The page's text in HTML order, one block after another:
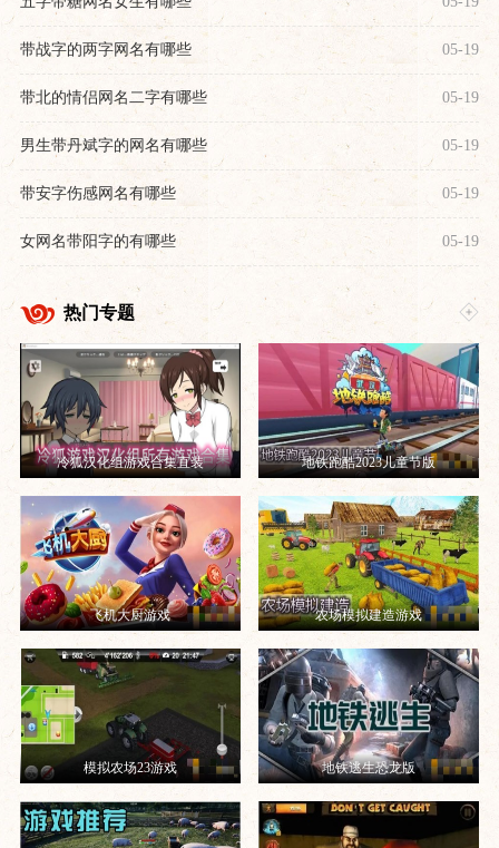
带战字的两字网名有哪些 05-19
带北的情侣网名二字有哪些 05-19
男生带丹斌字的网名有哪些 05-19
带安字伤感网名有哪些 05-19
女网名带阳字的有哪些 05-19
热门专题
冷狐汉化组游戏合集直装 地铁跑酷2023儿童节版
飞机大厨游戏 农场模拟建造游戏
模拟农场23游戏 地铁逃生恐龙版